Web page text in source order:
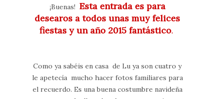
¡Buenas! Esta entrada es para
desearos a todos unas muy felices
fiestas y un año 2015 fantástico.
Como ya sabéis en casa de Lu ya son cuatro y
le apetecía mucho hacer fotos familiares para
el recuerdo. Es una buena costumbre navideña